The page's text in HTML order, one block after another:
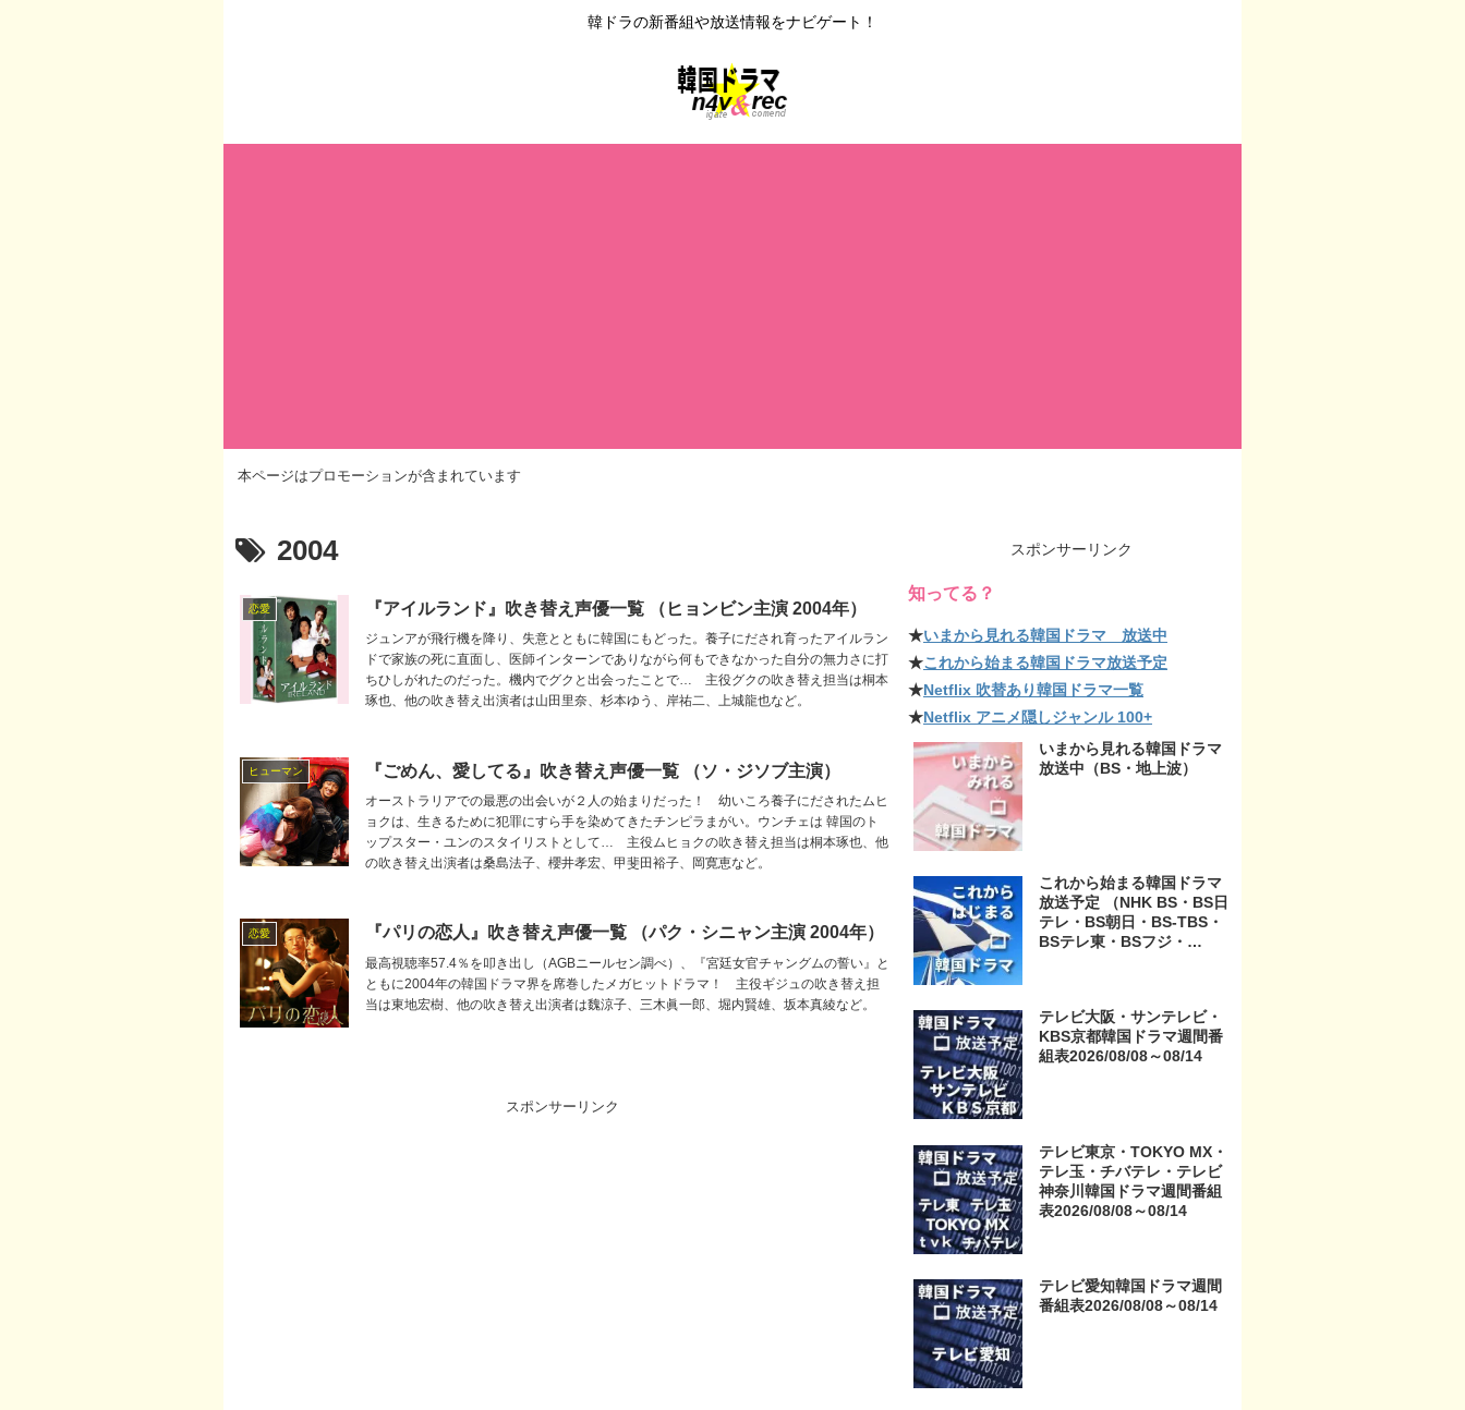
韓ドラの新番組や放送情報をナビゲート！
本ページはプロモーションが含まれています
2004
恋愛 『アイルランド』吹き替え声優一覧 （ヒョンビン主演 2004年）
ジュンアが飛行機を降り、失意とともに韓国にもどった。養子にだされ育ったアイルラン
ドで家族の死に直面し、医師インターンでありながら何もできなかった自分の無力さに打
ちひしがれたのだった。機内でグクと出会ったことで… 主役グクの吹き替え担当は桐本
琢也、他の吹き替え出演者は山田里奈、杉本ゆう、岸祐二、上城龍也など。
ヒューマン 『ごめん、愛してる』吹き替え声優一覧 （ソ・ジソブ主演）
オーストラリアでの最悪の出会いが２人の始まりだった！ 幼いころ養子にだされたムヒ
ョクは、生きるために犯罪にすら手を染めてきたチンピラまがい。ウンチェは 韓国のト
ップスター・ユンのスタイリストとして… 主役ムヒョクの吹き替え担当は桐本琢也、他
の吹き替え出演者は桑島法子、櫻井孝宏、甲斐田裕子、岡寛恵など。
恋愛 『パリの恋人』吹き替え声優一覧 （パク・シニャン主演 2004年）
最高視聴率57.4％を叩き出し（AGBニールセン調べ）、『宮廷女官チャングムの誓い』と
ともに2004年の韓国ドラマ界を席巻したメガヒットドラマ！ 主役ギジュの吹き替え担
当は東地宏樹、他の吹き替え出演者は魏涼子、三木眞一郎、堀内賢雄、坂本真綾など。
スポンサーリンク
スポンサーリンク
知ってる？
★いまから見れる韓国ドラマ 放送中
★これから始まる韓国ドラマ放送予定
★Netflix 吹替あり韓国ドラマ一覧
★Netflix アニメ隠しジャンル 100+
いまから見れる韓国ドラマ
放送中（BS・地上波）
これから始まる韓国ドラマ
放送予定 （NHK BS・BS日
テレ・BS朝日・BS-TBS・
BSテレ東・BSフジ・
テレビ大阪・サンテレビ・
KBS京都・テレビ愛知・テ
レビ北海道）
テレビ大阪・サンテレビ・
KBS京都韓国ドラマ週間番
組表2026/08/08～08/14
テレビ東京・TOKYO MX・
テレ玉・チバテレ・テレビ
神奈川韓国ドラマ週間番組
表2026/08/08～08/14
テレビ愛知韓国ドラマ週間
番組表2026/08/08～08/14